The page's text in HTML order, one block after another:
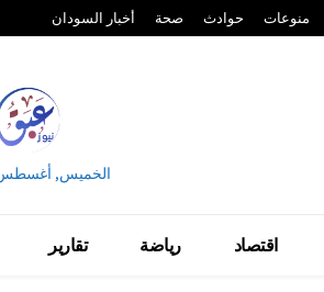
أخبار السودان صحة حوادث منوعات
الخميس, أغسطس 6,
اقتصاد رياضة تقارير